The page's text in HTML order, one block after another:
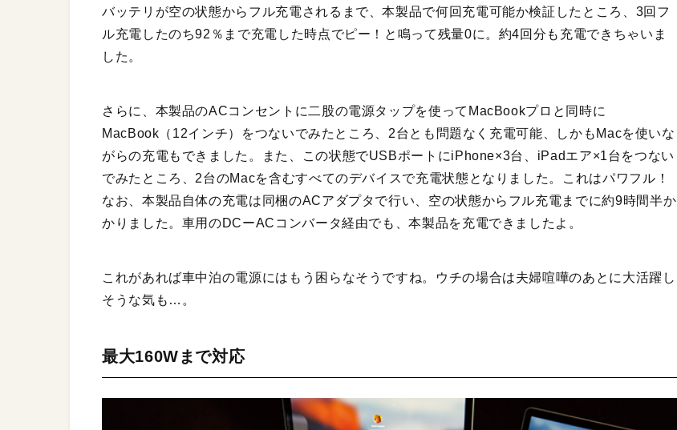
バッテリが空の状態からフル充電されるまで、本製品で何回充電可能か検証したところ、3回フ
ル充電したのち92％まで充電した時点でピー！と鳴って残量0に。約4回分も充電できちゃいま
した。
さらに、本製品のACコンセントに二股の電源タップを使ってMacBookプロと同時に
MacBook（12インチ）をつないでみたところ、2台とも問題なく充電可能、しかもMacを使いな
がらの充電もできました。また、この状態でUSBポートにiPhone×3台、iPadエア×1台をつない
でみたところ、2台のMacを含むすべてのデバイスで充電状態となりました。これはパワフル！
なお、本製品自体の充電は同梱のACアダプタで行い、空の状態からフル充電までに約9時間半か
かりました。車用のDCーACコンバータ経由でも、本製品を充電できましたよ。
これがあれば車中泊の電源にはもう困らなそうですね。ウチの場合は夫婦喧嘩のあとに大活躍し
そうな気も…。
最大160Wまで対応